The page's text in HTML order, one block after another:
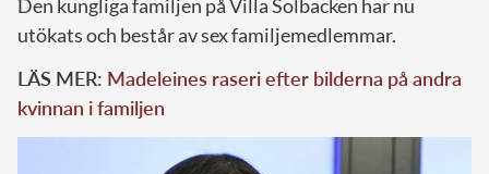
Den kungliga familjen på Villa Solbacken har nu
utökats och består av sex familjemedlemmar.
LÄS MER: Madeleines raseri efter bilderna på andra
kvinnan i familjen